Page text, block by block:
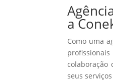
a
Como uma
colaboração
seus